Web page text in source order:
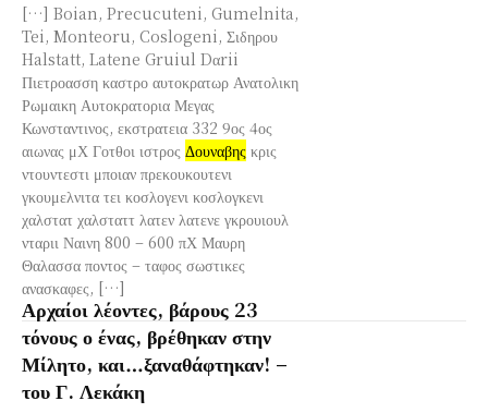
[…] Boian, Precucuteni, Gumelnita,
Tei, Monteoru, Coslogeni, Σιδηρου
Halstatt, Latene Gruiul Dαrii
Πιετροασση καστρο αυτοκρατωρ Ανατολικη
Ρωμαικη Αυτοκρατορια Μεγας
Κωνσταντινος, εκστρατεια 332 9ος 4ος
αιωνας μΧ Γοτθοι ιστρος Δουναβης κρις
ντουντεστι μποιαν πρεκουκουτενι
γκουμελνιτα τει κοσλογενι κοσλογκενι
χαλστατ χαλσταττ λατεν λατενε γκρουιουλ
νταριι Ναινη 800 – 600 πΧ Μαυρη
Θαλασσα ποντος – ταφος σωστικες
ανασκαφες, […]
Αρχαίοι λέοντες, βάρους 23
τόνους ο ένας, βρέθηκαν στην
Μίλητο, και…ξαναθάφτηκαν! –
του Γ. Λεκάκη